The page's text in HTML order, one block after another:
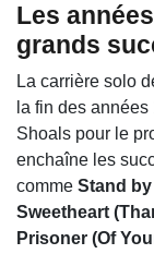
Les
grands
La carrière solo
la fin des
Shoals pour le
enchaîne les
comme Stand by
Sweetheart
Prisoner (Of